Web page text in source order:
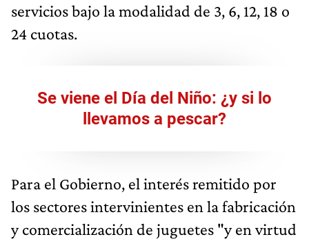
servicios bajo la modalidad de 3, 6, 12, 18 o
24 cuotas.
Se viene el Día del Niño: ¿y si lo
llevamos a pescar?
Para el Gobierno, el interés remitido por
los sectores intervinientes en la fabricación
y comercialización de juguetes "y en virtud